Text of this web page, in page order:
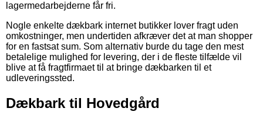
lagermedarbejderne får fri.
Nogle enkelte dækbark internet butikker lover fragt uden
omkostninger, men undertiden afkræver det at man shopper
for en fastsat sum. Som alternativ burde du tage den mest
betalelige mulighed for levering, der i de fleste tilfælde vil
blive at få fragtfirmaet til at bringe dækbarken til et
udleveringssted.
Dækbark til Hovedgård